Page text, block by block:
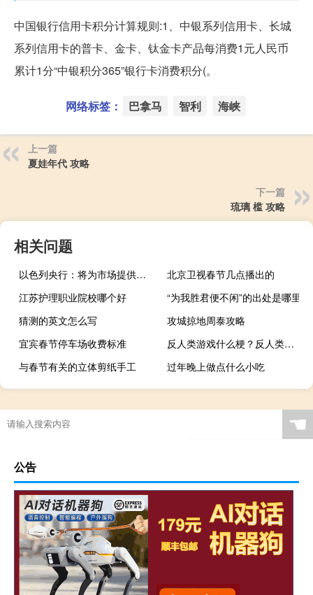
中国银行信用卡积分计算规则:1、中银系列信用卡、长城
系列信用卡的普卡、金卡、钛金卡产品每消费1元人民币
累计1分“中银积分365”银行卡消费积分(。
网络标签： 巴拿马 智利 海峡
上一篇
夏娃年代 攻略
下一篇
琉璃 槛 攻略
相关问题
以色列央行：将为市场提供必要的流动性
北京卫视春节几点播出的
江苏护理职业院校哪个好
“为我胜君便不闲”的出处是哪里
猜测的英文怎么写
攻城掠地周泰攻略
宜宾春节停车场收费标准
反人类游戏什么梗？反人类游戏是什么意思什么梗
与春节有关的立体剪纸手工
过年晚上做点什么小吃
☚
公告